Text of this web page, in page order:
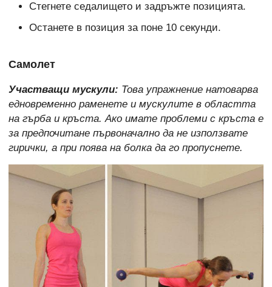
Стегнете седалището и задръжте позицията.
Останете в позиция за поне 10 секунди.
Самолет
Участващи мускули: Това упражнение натоварва
едновременно раменете и мускулите в областта
на гърба и кръста. Ако имате проблеми с кръста е
за предпочитане първоначално да не използвате
гирички, а при поява на болка да го пропуснете.